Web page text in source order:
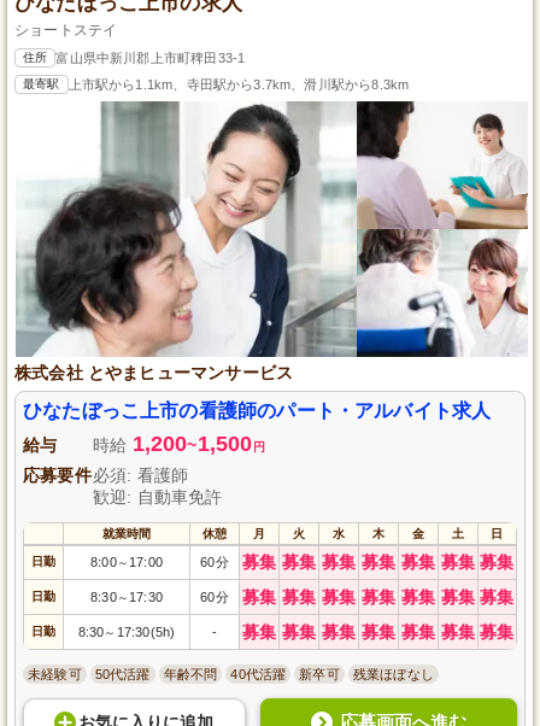
ショートステイ
住所 富山県中新川郡上市町稗田33-1
最寄駅 上市駅から1.1km、寺田駅から3.7km、滑川駅から8.3km
株式会社 とやまヒューマンサービス
ひなたぼっこ上市の看護師のパート・アルバイト求人
給与 時給 1,200~1,500 円
応募要件必須: 看護師
歓迎: 自動車免許
就業時間 休憩 月 火 水 木 金 土 日
日勤 8:00～ 17:00 60分 募集 募集 募集 募集 募集 募集 募集
日勤 8:30～ 17:30 60分 募集 募集 募集 募集 募集 募集 募集
日勤 8:30～ 17:30(5h) - 募集 募集 募集 募集 募集 募集 募集
未経験可 50代活躍 年齢不問 40代活躍 新卒可 残業ほぼなし